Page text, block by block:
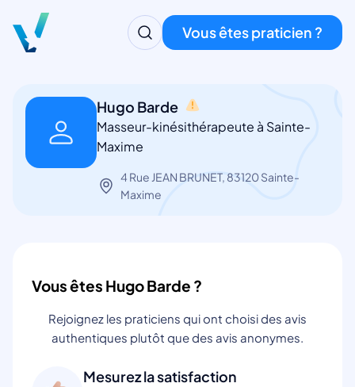
Vous êtes praticien ?
Hugo Barde
Masseur-kinésithérapeute à Sainte-
Maxime
4 Rue JEAN BRUNET, 83120 Sainte-
Maxime
Vous êtes Hugo Barde ?
Rejoignez les praticiens qui ont choisi des avis
authentiques plutôt que des avis anonymes.
Mesurez la satisfaction